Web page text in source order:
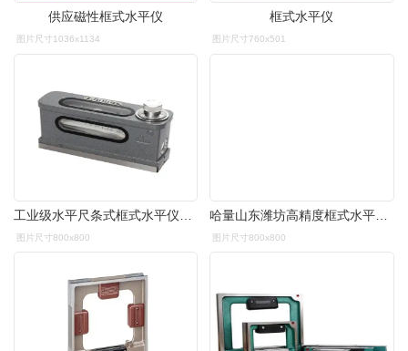
供应磁性框式水平仪
图片尺寸1036x1134
框式水平仪
图片尺寸760x501
图片尺寸800x800 图片尺寸800x800